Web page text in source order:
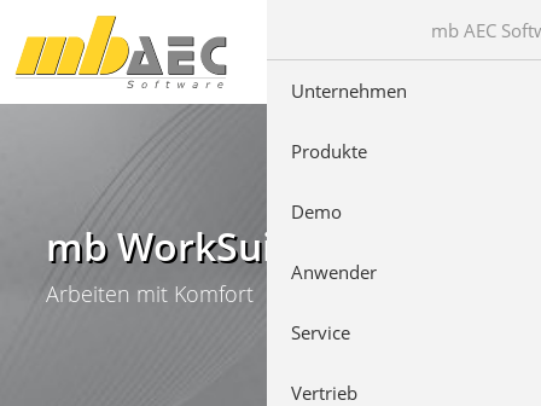
Direkt zur Hauptnavigation springen
Direkt zum Inhalt springen
mb WorkSuite
Arbeiten mit Komfort
mb AEC
Unternehmen
Produkte
Demo
Anwender
Service
Vertrieb